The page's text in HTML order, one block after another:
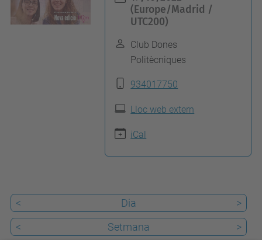
t
i
a
(Europe/Madrid /
UTC200)
Club Dones
Politècniques
934017750
Lloc web extern
iCal
< Dia
>
<
Setmana >